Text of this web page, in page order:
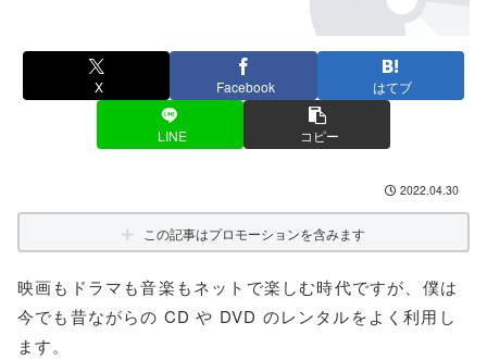
X Facebook はてブ
LINE コピー
2022.04.30
この記事はプロモーションを含みます
映画もドラマも音楽もネットで楽しむ時代ですが、僕は
今でも昔ながらの CD や DVD のレンタルをよく利用し
ます。